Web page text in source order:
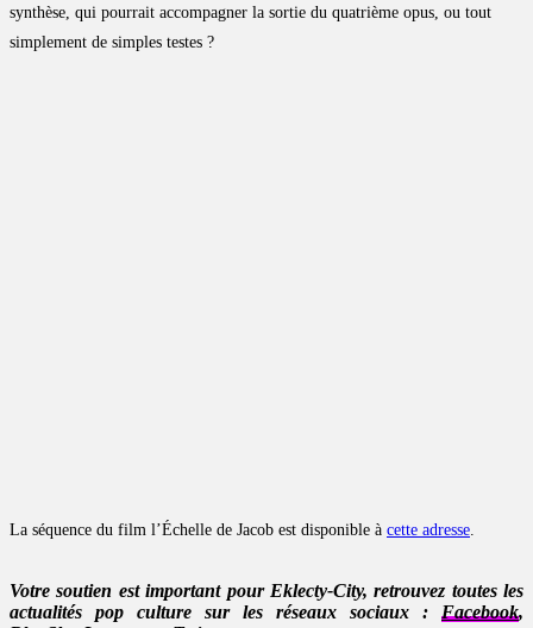
synthèse, qui pourrait accompagner la sortie du quatrième opus, ou tout
simplement de simples testes ?
La séquence du film l’Échelle de Jacob est disponible à cette adresse.
Votre soutien est important pour Eklecty-City, retrouvez toutes les
actualités pop culture sur les réseaux sociaux : Facebook,